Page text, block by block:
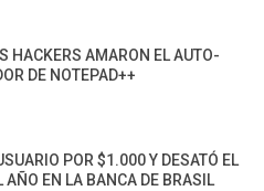
HACKERS AMARON EL AUTO-
DE NOTEPAD++
POR $1.000 Y DESATÓ EL
AÑO EN LA BANCA DE BRASIL